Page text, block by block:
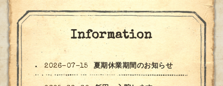
Information
2026-07-15 夏期休業期間のお知らせ